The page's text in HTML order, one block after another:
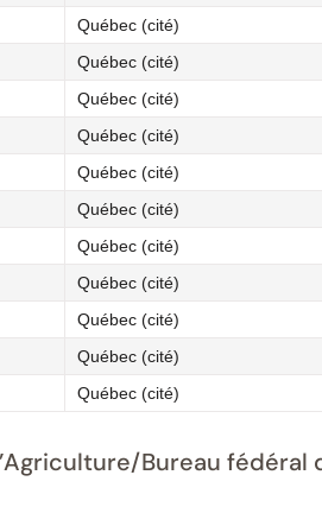
Québec (cité)
Québec (cité)
Québec (cité)
Québec (cité)
Québec (cité)
Québec (cité)
Québec (cité)
Québec (cité)
Québec (cité)
Québec (cité)
Québec (cité)
Bureau